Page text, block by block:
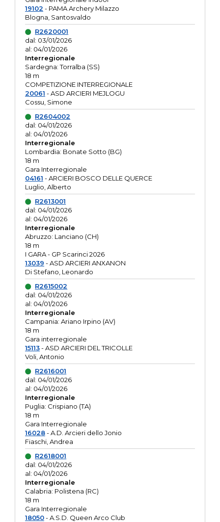
19102 - PAMA Archery Milazzo
Blogna, Santosvaldo
R2620001
dal: 03/01/2026
al: 04/01/2026
Interregionale
Sardegna: Torralba (SS)
18 m
COMPETIZIONE INTERREGIONALE
20061 - ASD ARCIERI MEJLOGU
Cossu, Simone
R2604002
dal: 04/01/2026
al: 04/01/2026
Interregionale
Lombardia: Bonate Sotto (BG)
18 m
Gara Interregionale
04161 - ARCIERI BOSCO DELLE QUERCE
Luglio, Alberto
R2613001
dal: 04/01/2026
al: 04/01/2026
Interregionale
Abruzzo: Lanciano (CH)
18 m
I GARA - GP Scarinci 2026
13039 - ASD ARCIERI ANXANON
Di Stefano, Leonardo
R2615002
dal: 04/01/2026
al: 04/01/2026
Interregionale
Campania: Ariano Irpino (AV)
18 m
Gara interregionale
15113- ASD ARCIERI DEL TRICOLLE
Voli, Antonio
R2616001
dal: 04/01/2026
al: 04/01/2026
Interregionale
Puglia: Crispiano (TA)
18 m
Gara Interregionale
16028- A.D. Arcieri dello Jonio
Fiaschi, Andrea
R2618001
dal: 04/01/2026
al: 04/01/2026
Interregionale
Calabria: Polistena (RC)
18 m
Gara Interregionale
18050- A.S.D. Queen Arco Club